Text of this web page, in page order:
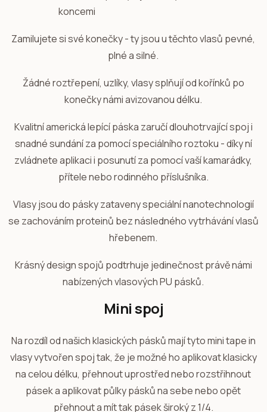
Zamilujete si své konečky - ty jsou u těchto vlasů pevné,
plné a silné.
Žádné roztřepení, uzlíky, vlasy splňují od kořínků po
konečky námi avizovanou délku.
Kvalitní americká lepící páska zaručí dlouhotrvající spoj i
snadné sundání za pomocí speciálního roztoku - díky ní
zvládnete aplikaci i posunutí za pomocí vaší kamarádky,
přítele nebo rodinného příslušníka.
Vlasy jsou do pásky zataveny speciální nanotechnologií
se zachováním proteinů bez následného vytrhávání vlasů
hřebenem.
Krásný design spojů podtrhuje jedinečnost právě námi
nabízených vlasových PU pásků.
Mini spoj
Na rozdíl od našich klasických pásků mají tyto mini tape in
vlasy vytvořen spoj tak, že je možné ho aplikovat klasicky
na celou délku, přehnout uprostřed nebo rozstřihnout
pásek a aplikovat půlky pásků na sebe nebo opět
přehnout a mít tak pásek široký z 1/4.